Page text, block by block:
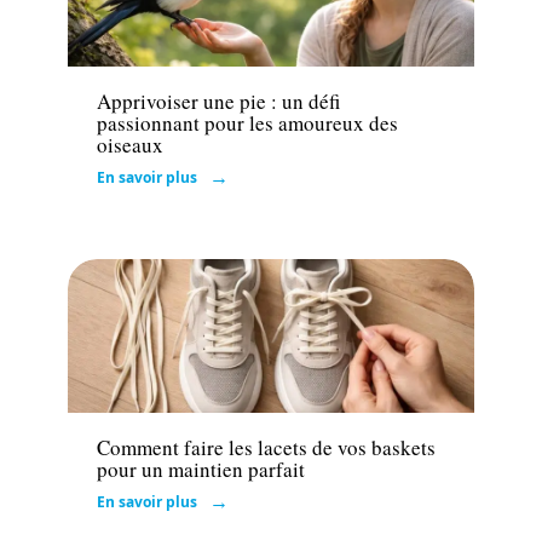
Actu
Apprivoiser une pie : un défi
passionnant pour les amoureux des
oiseaux
En savoir plus
Mode
Comment faire les lacets de vos baskets
pour un maintien parfait
En savoir plus